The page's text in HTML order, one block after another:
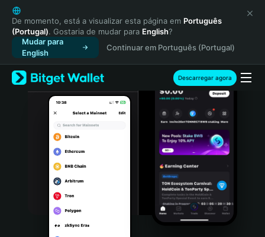
English
日本語
Tiếng Việt
Русский
Español (Latinoamérica)
Türkçe
Italiano
Português (Portugal)
Bahasa Indonesia
De momento, está a visualizar esta página em Português
(Portugal). Gostaria de mudar para English?
Mudar para
English
Continuar em Português (Portugal)
Descarregar agora